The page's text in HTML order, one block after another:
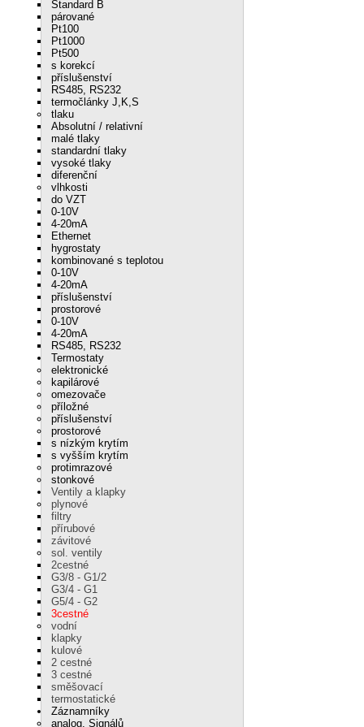
Standard B
párované
Pt100
Pt1000
Pt500
s korekcí
příslušenství
RS485, RS232
termočlánky J,K,S
tlaku
Absolutní / relativní
malé tlaky
standardní tlaky
vysoké tlaky
diferenční
vlhkosti
do VZT
0-10V
4-20mA
Ethernet
hygrostaty
kombinované s teplotou
0-10V
4-20mA
příslušenství
prostorové
0-10V
4-20mA
RS485, RS232
Termostaty
elektronické
kapilárové
omezovače
příložné
příslušenství
prostorové
s nízkým krytím
s vyšším krytím
protimrazové
stonkové
Ventily a klapky
plynové
filtry
přírubové
závitové
sol. ventily
2cestné
G3/8 - G1/2
G3/4 - G1
G5/4 - G2
3cestné
vodní
klapky
kulové
2 cestné
3 cestné
směšovací
termostatické
Záznamníky
analog. Signálů